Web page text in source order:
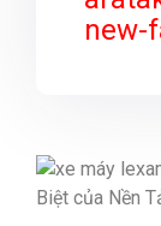
new-